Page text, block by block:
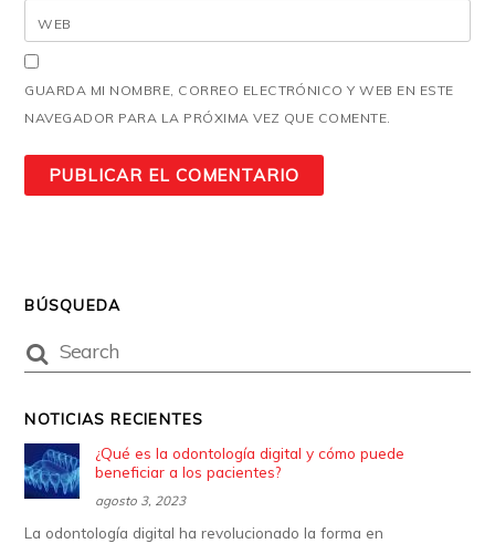
WEB
GUARDA MI NOMBRE, CORREO ELECTRÓNICO Y WEB EN ESTE
NAVEGADOR PARA LA PRÓXIMA VEZ QUE COMENTE.
BÚSQUEDA
NOTICIAS RECIENTES
¿Qué es la odontología digital y cómo puede
beneficiar a los pacientes?
agosto 3, 2023
La odontología digital ha revolucionado la forma en